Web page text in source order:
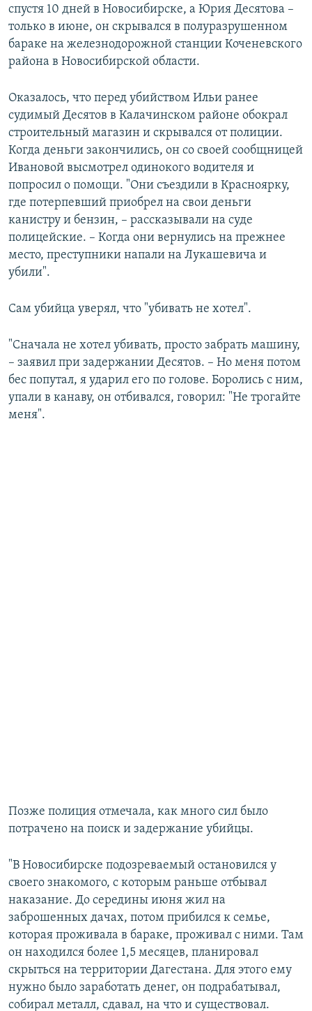
спустя 10 дней в Новосибирске, а Юрия Десятова –
только в июне, он скрывался в полуразрушенном
бараке на железнодорожной станции Коченевского
района в Новосибирской области.
Оказалось, что перед убийством Ильи ранее
судимый Десятов в Калачинском районе обокрал
строительный магазин и скрывался от полиции.
Когда деньги закончились, он со своей сообщницей
Ивановой высмотрел одинокого водителя и
попросил о помощи. "Они съездили в Красноярку,
где потерпевший приобрел на свои деньги
канистру и бензин, – рассказывали на суде
полицейские. – Когда они вернулись на прежнее
место, преступники напали на Лукашевича и
убили".
Сам убийца уверял, что "убивать не хотел".
"Сначала не хотел убивать, просто забрать машину,
– заявил при задержании Десятов. – Но меня потом
бес попутал, я ударил его по голове. Боролись с ним,
упали в канаву, он отбивался, говорил: "Не трогайте
меня".
Позже полиция отмечала, как много сил было
потрачено на поиск и задержание убийцы.
"В Новосибирске подозреваемый остановился у
своего знакомого, с которым раньше отбывал
наказание. До середины июня жил на
заброшенных дачах, потом прибился к семье,
которая проживала в бараке, проживал с ними. Там
он находился более 1,5 месяцев, планировал
скрыться на территории Дагестана. Для этого ему
нужно было заработать денег, он подрабатывал,
собирал металл, сдавал, на что и существовал.